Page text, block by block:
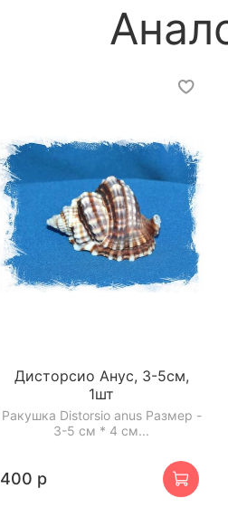
Дисторсио Анус, 3-5см,
1шт
Ракушка Distorsio anus Размер -
3-5 см * 4 см...
400 р